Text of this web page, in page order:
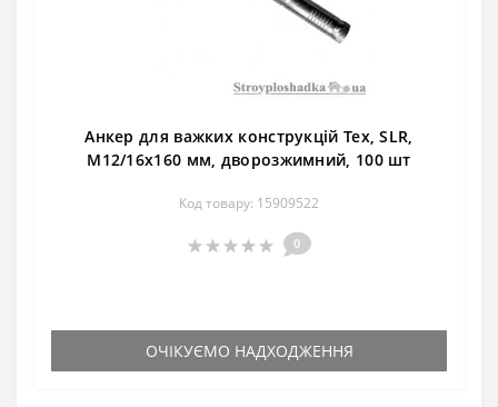
Анкер для важких конструкцій Тех, SLR,
М12/16х160 мм, дворозжимний, 100 шт
Код товару: 15909522
0
ОЧІКУЄМО НАДХОДЖЕННЯ